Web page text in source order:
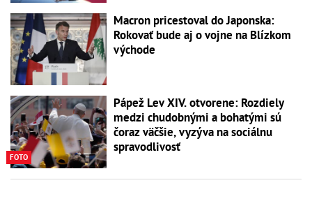
Macron pricestoval do Japonska:
Rokovať bude aj o vojne na Blízkom
východe
FOTO
Pápež Lev XIV. otvorene: Rozdiely
medzi chudobnými a bohatými sú
čoraz väčšie, vyzýva na sociálnu
spravodlivosť